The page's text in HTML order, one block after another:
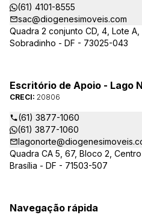
(61) 4101-8555
sac@diogenesimoveis.com
Quadra 2 conjunto CD, 4, Lote A,
Sobradinho - DF - 73025-043
Escritório de Apoio - Lago
CRECI: 20806
(61) 3877-1060
(61) 3877-1060
Quadra CA 5, 67, Bloco 2,
Brasília - DF - 71503-507
Navegação rápida